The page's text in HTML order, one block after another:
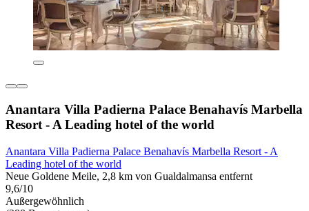
Anantara Villa Padierna Palace Benahavís Marbella
Resort - A Leading hotel of the world
Anantara Villa Padierna Palace Benahavís Marbella Resort - A
Leading hotel of the world
Neue Goldene Meile, 2,8 km von Gualdalmansa entfernt
9,6/10
Außergewöhnlich